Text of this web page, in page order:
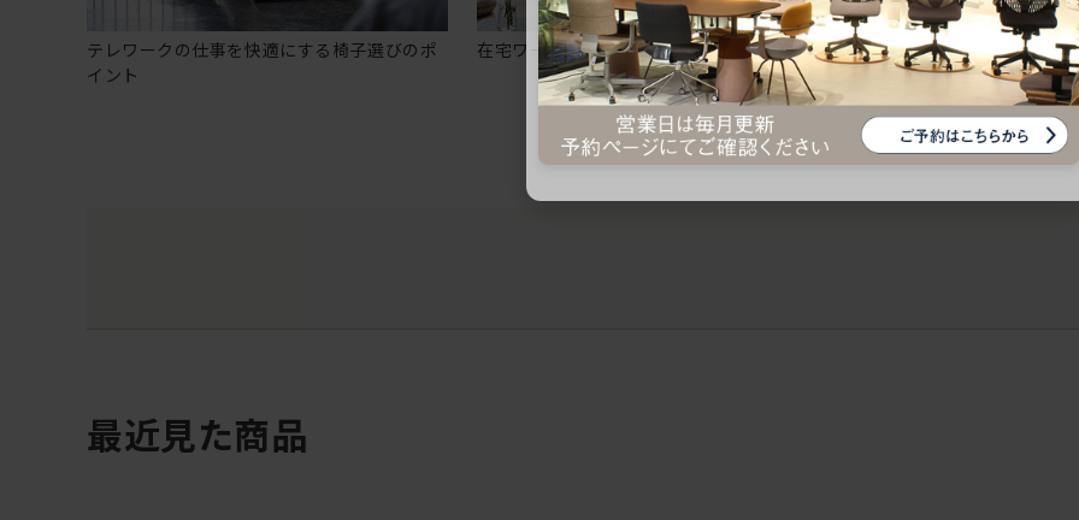
テレワークの仕事を快適にする椅子選びのポ
イント
在宅ワークにおすすめのオフィスチェア5選
椅子に座っているのに疲
疲れにくいチェアの選び方
最近見た商品